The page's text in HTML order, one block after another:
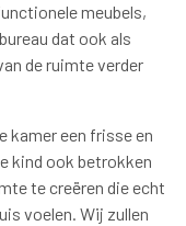
meubels,
dat ook als
de ruimte verder
kamer een frisse en
kind ook betrokken
te creëren die echt
voelen. Wij zullen